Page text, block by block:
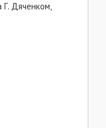
Г. Дяченком,